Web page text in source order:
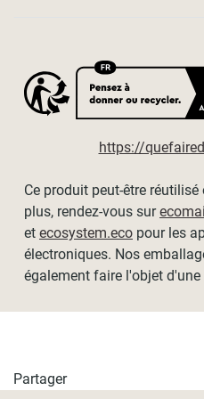
https://
Ce produit peut-être
plus, rendez-vous sur
et ecosystem.eco pour les
électroniques. Nos
également faire l'objet
Partager